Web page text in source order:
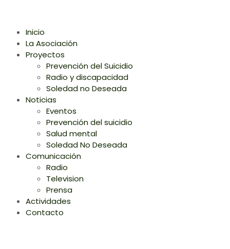
Inicio
La Asociación
Proyectos
Prevención del Suicidio
Radio y discapacidad
Soledad no Deseada
Noticias
Eventos
Prevención del suicidio
Salud mental
Soledad No Deseada
Comunicación
Radio
Television
Prensa
Actividades
Contacto